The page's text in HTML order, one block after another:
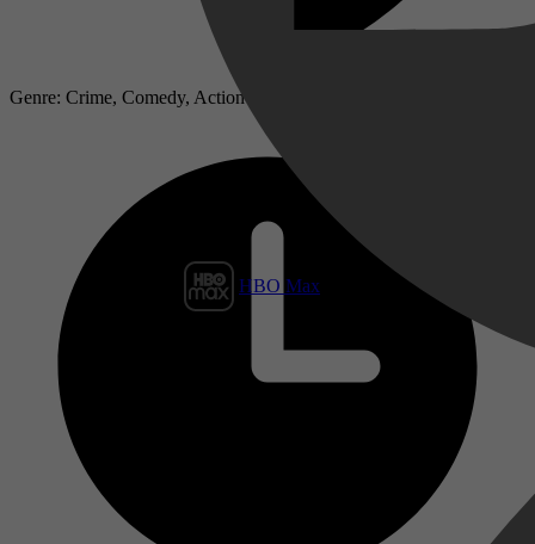
HBO Max
Genre: Crime, Comedy, Action